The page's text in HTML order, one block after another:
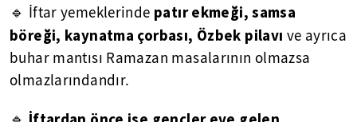
🔹 İftar yemeklerinde patır ekmeği, samsa
böreği, kaynatma çorbası, Özbek pilavı ve ayrıca
buhar mantısı Ramazan masalarının olmazsa
olmazlarındandır.